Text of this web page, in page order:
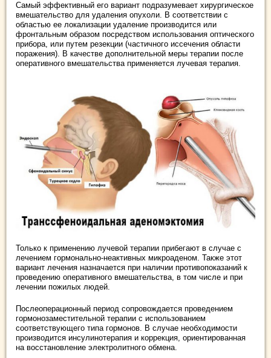
Самый эффективный его вариант подразумевает хирургическое
вмешательство для удаления опухоли. В соответствии с
областью ее локализации удаление производится или
фронтальным образом посредством использования оптического
прибора, или путем резекции (частичного иссечения области
поражения). В качестве дополнительной меры терапии после
оперативного вмешательства применяется лучевая терапия.
Только к применению лучевой терапии прибегают в случае с
лечением гормонально-неактивных микроаденом. Также этот
вариант лечения назначается при наличии противопоказаний к
проведению оперативного вмешательства, в том числе и при
лечении пожилых людей.
Послеоперационный период сопровождается проведением
гормонозаместительной терапии с использованием
соответствующего типа гормонов. В случае необходимости
производится инсулинотерапия и коррекция, ориентированная
на восстановление электролитного обмена.